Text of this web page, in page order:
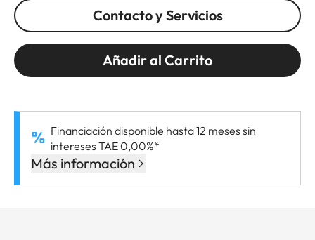
Contacto y Servicios
Añadir al Carrito
Financiación disponible hasta 12 meses sin
intereses TAE 0,00%*
Más información